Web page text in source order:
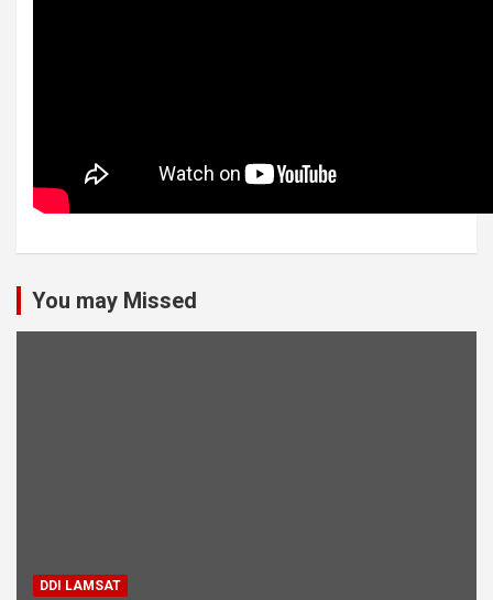
You may Missed
DDI LAMSAT